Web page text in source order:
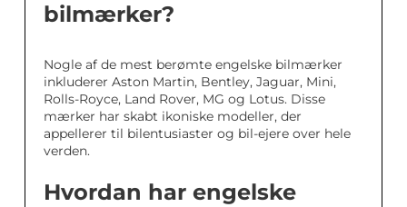
bilmærker?
Nogle af de mest berømte engelske bilmærker
inkluderer Aston Martin, Bentley, Jaguar, Mini,
Rolls-Royce, Land Rover, MG og Lotus. Disse
mærker har skabt ikoniske modeller, der
appellerer til bilentusiaster og bil-ejere over hele
verden.
Hvordan har engelske